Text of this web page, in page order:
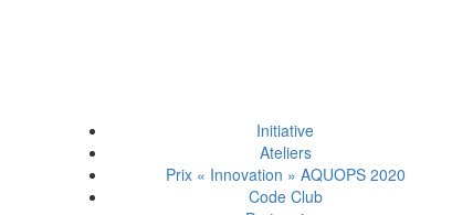
Initiative
Ateliers
Prix « Innovation » AQUOPS 2020
Code Club